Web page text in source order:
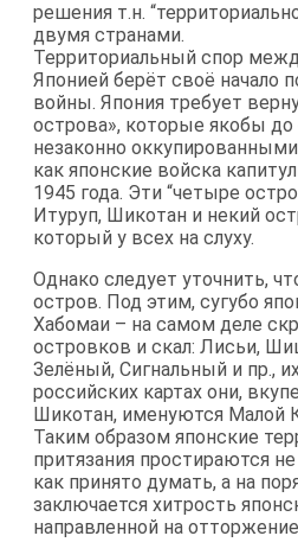
решения т.н.
двумя странами.
Территориальный спор
Японией берёт своё начало
войны. Япония требует
острова», которые якобы до
незаконно
как японские войска
1945 года. Эти “четыре
Итуруп, Шикотан и некий
который у всех на слуху.
Однако следует уточнить,
остров. Под этим, сугубо
Хабомаи – на самом деле
островков и скал: Лисьи,
Зелёный, Сигнальный и пр.,
российских картах они,
Шикотан, именуются Малой
Таким образом японские
притязания простираются
как принято думать, а на
заключается хитрость
направленной на